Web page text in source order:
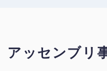
アッセンブリ